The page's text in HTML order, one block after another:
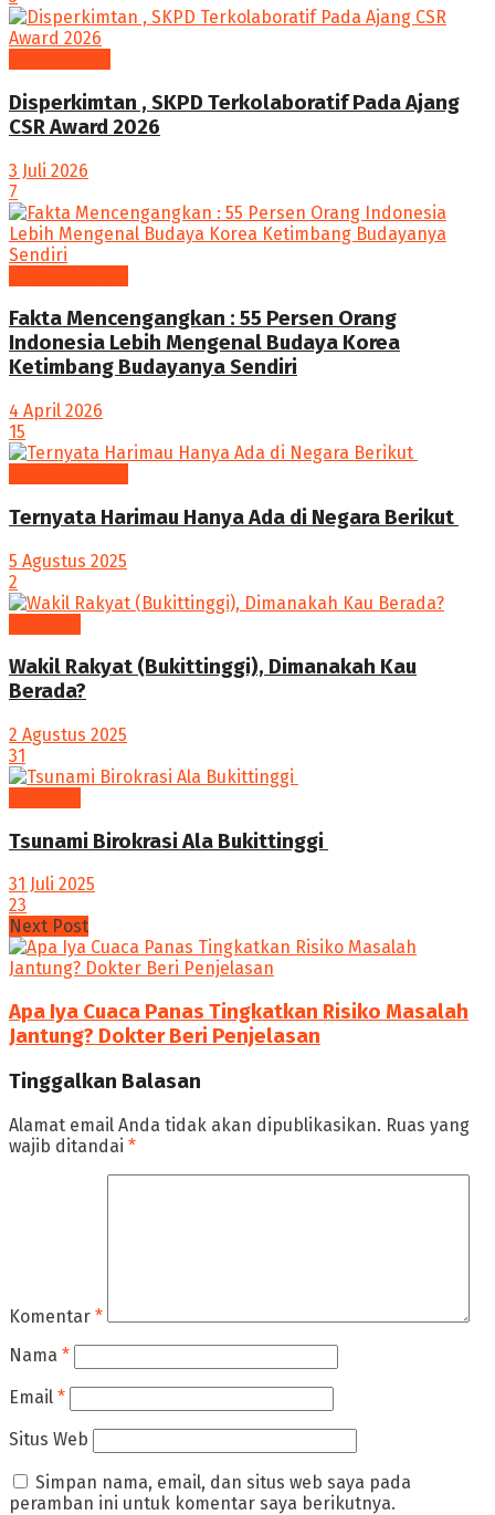
Disperkimtan , SKPD Terkolaboratif Pada Ajang
CSR Award 2026
3 Juli 2026
7
Fakta Mencengangkan : 55 Persen Orang
Indonesia Lebih Mengenal Budaya Korea
Ketimbang Budayanya Sendiri
4 April 2026
15
Ternyata Harimau Hanya Ada di Negara Berikut ‎
5 Agustus 2025
2
Wakil Rakyat (Bukittinggi), Dimanakah Kau
Berada?
2 Agustus 2025
31
Tsunami Birokrasi Ala Bukittinggi
31 Juli 2025
23
Next Post
Apa Iya Cuaca Panas Tingkatkan Risiko Masalah
Jantung? Dokter Beri Penjelasan
Tinggalkan Balasan
Alamat email Anda tidak akan dipublikasikan. Ruas yang
wajib ditandai *
Komentar *
Nama *
Email *
Situs Web
Simpan nama, email, dan situs web saya pada
peramban ini untuk komentar saya berikutnya.